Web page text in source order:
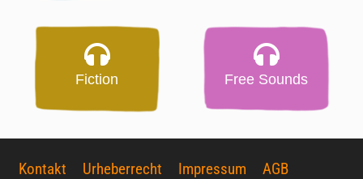
Fiction Free Sounds
Kontakt Urheberrecht Impressum
AGB